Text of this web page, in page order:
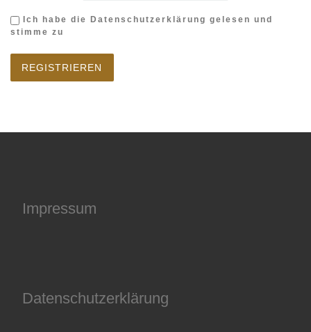
Ich habe die Datenschutzerklärung gelesen und
stimme zu
Impressum
Datenschutzerklärung